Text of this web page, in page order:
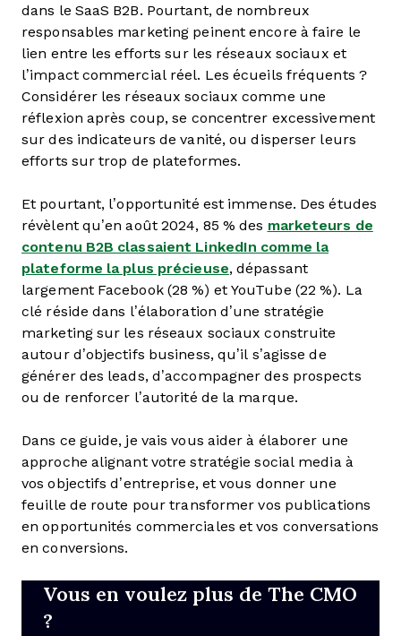
dans le SaaS B2B. Pourtant, de nombreux
responsables marketing peinent encore à faire le
lien entre les efforts sur les réseaux sociaux et
l’impact commercial réel. Les écueils fréquents ?
Considérer les réseaux sociaux comme une
réflexion après coup, se concentrer excessivement
sur des indicateurs de vanité, ou disperser leurs
efforts sur trop de plateformes.
Et pourtant, l’opportunité est immense. Des études
révèlent qu’en août 2024, 85 % des marketeurs de
contenu B2B classaient LinkedIn comme la
plateforme la plus précieuse, dépassant
largement Facebook (28 %) et YouTube (22 %). La
clé réside dans l’élaboration d’une stratégie
marketing sur les réseaux sociaux construite
autour d’objectifs business, qu’il s’agisse de
générer des leads, d’accompagner des prospects
ou de renforcer l’autorité de la marque.
Dans ce guide, je vais vous aider à élaborer une
approche alignant votre stratégie social media à
vos objectifs d’entreprise, et vous donner une
feuille de route pour transformer vos publications
en opportunités commerciales et vos conversations
en conversions.
Vous en voulez plus de The CMO
?